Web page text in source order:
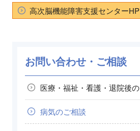
高次脳機能障害支援センターHP
お問い合わせ・ご相談
医療・福祉・看護・退院後の
病気のご相談